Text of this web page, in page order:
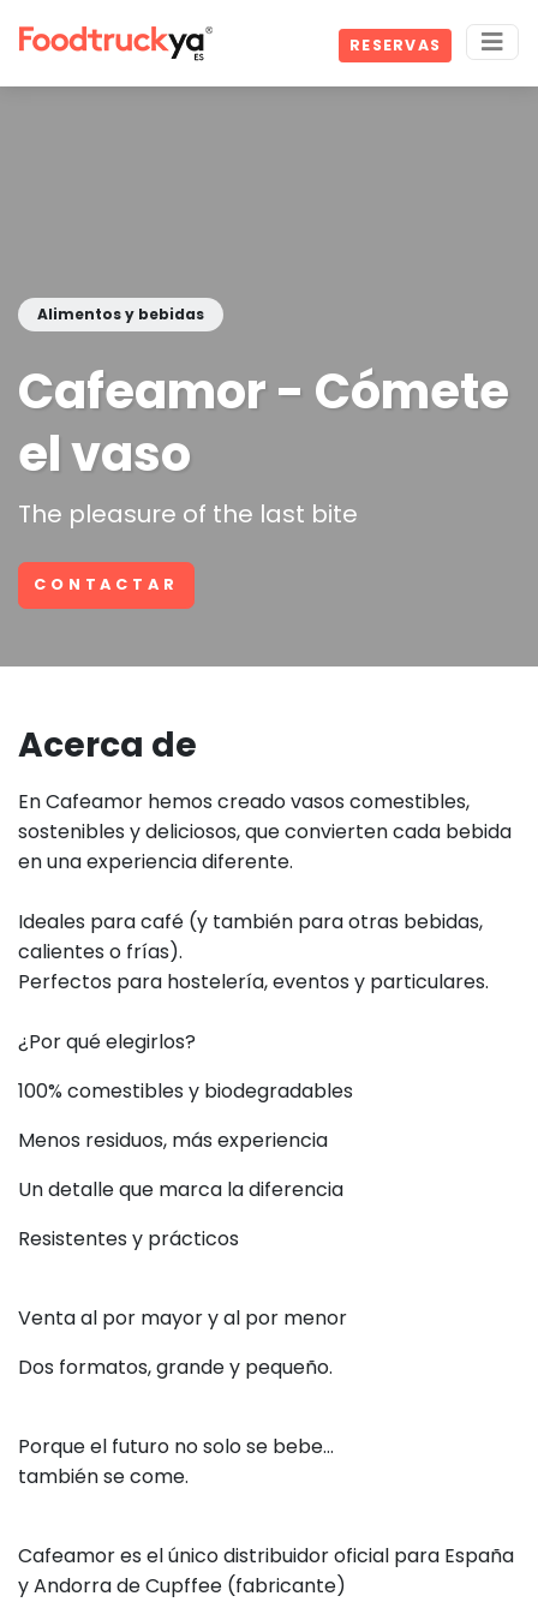
RESERVAS
Alimentos y bebidas
Cafeamor - Cómete
el vaso
The pleasure of the last bite
CONTACTAR
Acerca de
En Cafeamor hemos creado vasos comestibles,
sostenibles y deliciosos, que convierten cada bebida
en una experiencia diferente.
Ideales para café (y también para otras bebidas,
calientes o frías).
Perfectos para hostelería, eventos y particulares.
¿Por qué elegirlos?
100% comestibles y biodegradables
Menos residuos, más experiencia
Un detalle que marca la diferencia
Resistentes y prácticos
Venta al por mayor y al por menor
Dos formatos, grande y pequeño.
Porque el futuro no solo se bebe…
también se come.
Cafeamor es el único distribuidor oficial para España
y Andorra de Cupffee (fabricante)